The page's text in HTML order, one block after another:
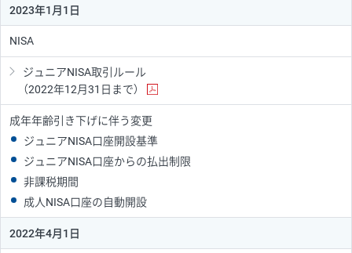
2023年1月1日
NISA
ジュニアNISA取引ルール
（2022年12月31日まで）
成年年齢引き下げに伴う変更
ジュニアNISA口座開設基準
ジュニアNISA口座からの払出制限
非課税期間
成人NISA口座の自動開設
2022年4月1日